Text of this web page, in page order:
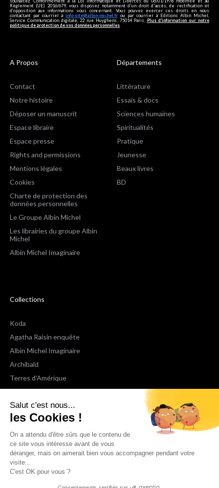
Salut c'est nous...
les Cookies !
On a attendu d'être sûrs que le contenu de
ce site vous intéresse avant de vous
déranger, mais on aimerait bien vous accompagner pendant votre
visite...
C'est OK pour vous ?
Règlement (UE) 2016/679, vous disposez notamment d'un droit d'accès, de rectification et
d’opposition aux informations vous concernant. Vous pouvez exercer ces droits en nous
contactant par courriel à info-site@albin-michel.fr ou par courrier à Editions Albin Michel,
Service Communication digitale, 22 rue Huyghens, 75014 Paris. Plus d’information sur notre
politique de protection de vos données personnelles
A Propos
Contact
Notre histoire
Déposer un manuscrit
Espace libraire
Espace presse
Rights and permissions
Mentions légales
Cookies
Charte de protection des
données personnelles
Le Groupe Albin Michel
Les librairies du groupe Albin
Michel
Albin Michel Imaginaire
Départements
Littérature
Essais & docs
Sciences humaines
Spiritualités
Pratique
Jeunesse
Beaux livres
BD
Collections
Koda
Agatha Raisin enquête
Albin Michel Imaginaire
Archibald
Terres d'Amérique
Espaces Libres Poche
NOX
Wiz
Voir toutes les collections
Nous suivre